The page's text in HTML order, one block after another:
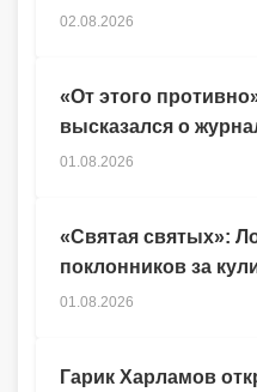
Гарик Харламов
02.08.2026
«От этого
высказался о
01.08.2026
«Святая святых»:
поклонников за
01.08.2026